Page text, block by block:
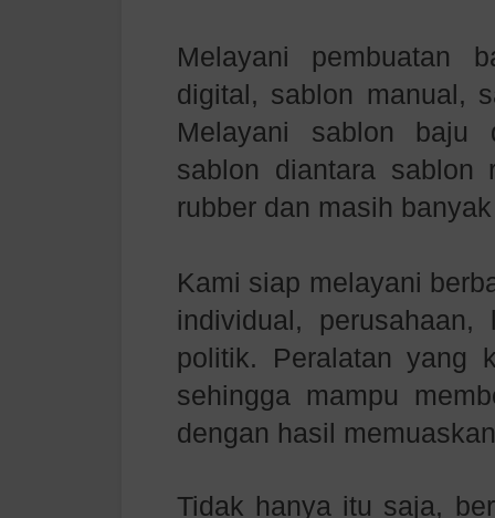
Melayani pembuatan
digital, sablon manual,
Melayani sablon baju
sablon diantara sablon
rubber dan masih
Kami siap melayani
individual,
politik. Peralatan yang
sehingga mampu
dengan hasil
Tidak hanya itu saja,